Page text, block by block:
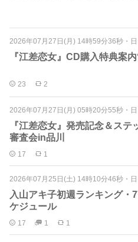
2026年07月27日(月) 14時59分36秒 ・
『江差恋女』CD購入特典案
23 2
2026年07月27日(月) 05時20分55秒 ・
『江差恋女』発売記念＆ステ
審査会in品川
17 1
2026年07月25日(土) 14時10分46秒 ・
入山アキ子初週ランキング・
ケジュール
17 1 1